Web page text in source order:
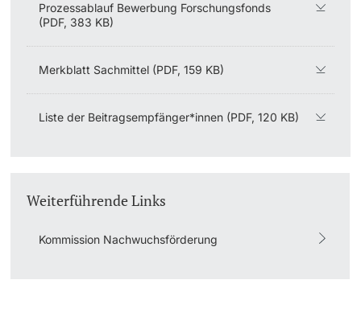
Prozessablauf Bewerbung Forschungsfonds
(PDF, 383 KB)
Merkblatt Sachmittel (PDF, 159 KB)
Liste der Beitragsempfänger*innen (PDF, 120 KB)
Weiterführende Links
Kommission Nachwuchsförderung